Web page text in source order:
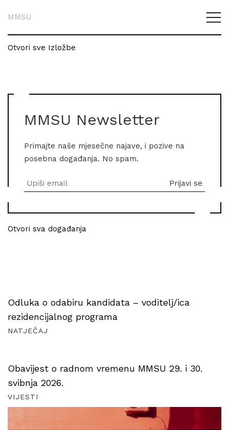
MMSU
Otvori sve Izložbe
MMSU Newsletter
Primajte naše mjesečne najave, i pozive na
posebna događanja. No spam.
Otvori sva događanja
Odluka o odabiru kandidata – voditelj/ica
rezidencijalnog programa
NATJEČAJ
Obavijest o radnom vremenu MMSU 29. i 30.
svibnja 2026.
VIJESTI